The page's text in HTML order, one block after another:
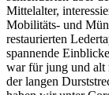
Mittelalter,
Mobilitäts- und
restaurierten
spannende
war für jung und alt
der langen